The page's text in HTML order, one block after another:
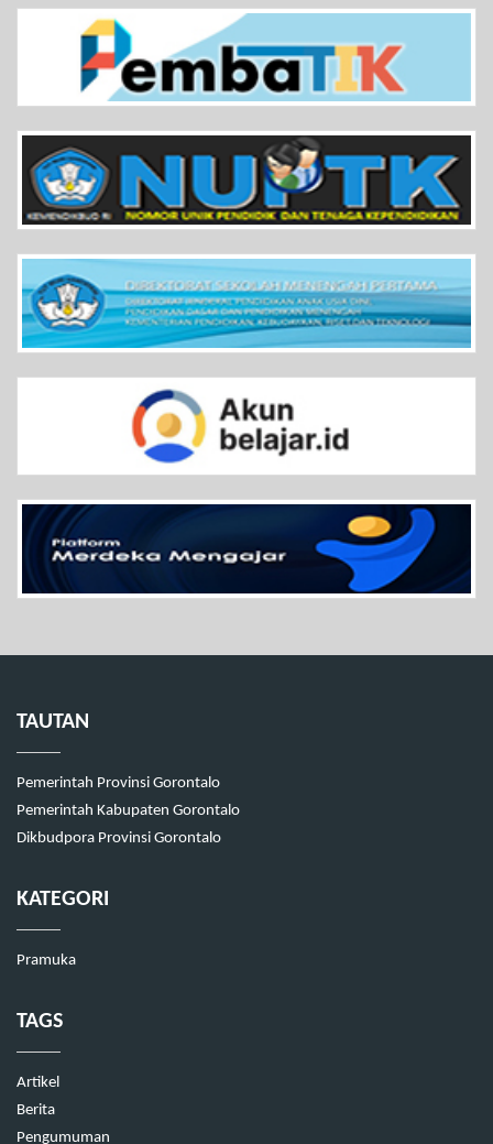
TAUTAN
Pemerintah Provinsi Gorontalo
Pemerintah Kabupaten Gorontalo
Dikbudpora Provinsi Gorontalo
KATEGORI
Pramuka
TAGS
Artikel
Berita
Pengumuman